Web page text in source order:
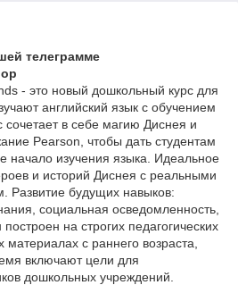
телеграмме
- это новый дошкольный курс для
английский язык с обучением
в себе магию Диснея и
Pearson, чтобы дать студентам
начало изучения языка. Идеальное
и историй Диснея с реальными
Развитие будущих навыков:
социальная осведомленность,
на строгих педагогических
с раннего возраста,
включают цели для
дошкольных учреждений.